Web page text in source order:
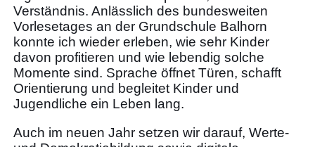
Verständnis. Anlässlich des bundesweiten
Vorlesetages an der Grundschule Balhorn
konnte ich wieder erleben, wie sehr Kinder
davon profitieren und wie lebendig solche
Momente sind. Sprache öffnet Türen, schafft
Orientierung und begleitet Kinder und
Jugendliche ein Leben lang.
Auch im neuen Jahr setzen wir darauf, Werte-